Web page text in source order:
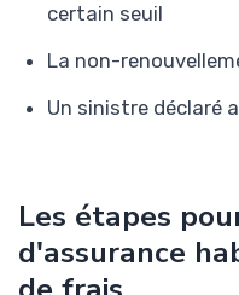
certain seuil
La non-
Un sinistre déclaré
Les étapes
d'assurance